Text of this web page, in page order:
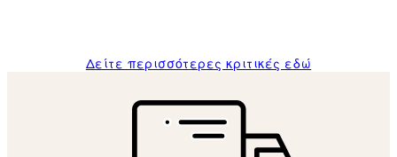
Δείτε περισσότερες κριτικές εδώ